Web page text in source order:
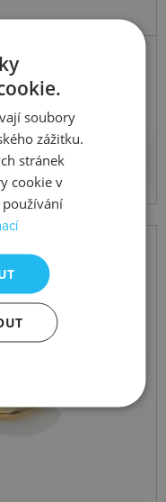
x Jac
Koupit
soubory
zážitku.
stránek
cookie v
používání